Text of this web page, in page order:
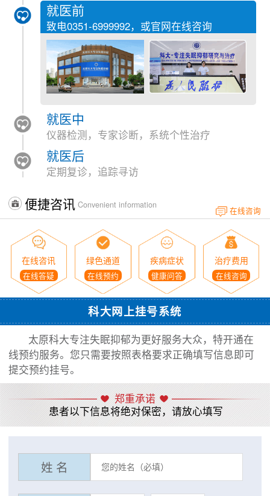
就医前
致电0351-6999992，或官网在线咨询
就医中
仪器检测，专家诊断，系统个性治疗
就医后
定期复诊，追踪寻访
便捷咨讯 Convenient information
在线咨询
在线咨讯
在线答疑
绿色通道
在线预约
疾病症状
健康问答
治疗费用
在线咨询
科大网上挂号系统
太原科大专注失眠抑郁为更好服务大众，特开通在
线预约服务。您只需要按照表格要求正确填写信息即可
提交预约挂号。
郑重承诺
患者以下信息将绝对保密，请放心填写
姓 名